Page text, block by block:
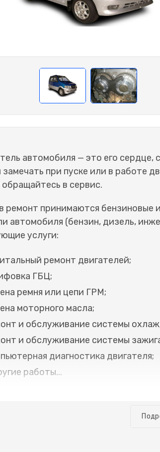
автомобиля — это его
замечать при пуске или в работе
обращайтесь в сервис.
ремонт принимаются бензиновые
автомобиля (бензин, дизель,
услуги:
ремонт двигателей;
ГБЦ;
ремня или цепи ГРМ;
моторного масла;
и обслуживание системы
и обслуживание системы
диагностика двигателя;
работы...
всех необходимых работ.
от объема работ, которые